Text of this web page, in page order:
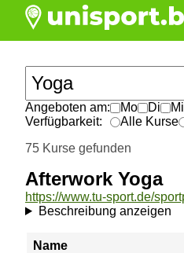
Angeboten am: Mo Di Mi
Verfügbarkeit:
Alle Kurse
75 Kurse gefunden
Afterwork Yoga
Beschreibung anzeigen
Name